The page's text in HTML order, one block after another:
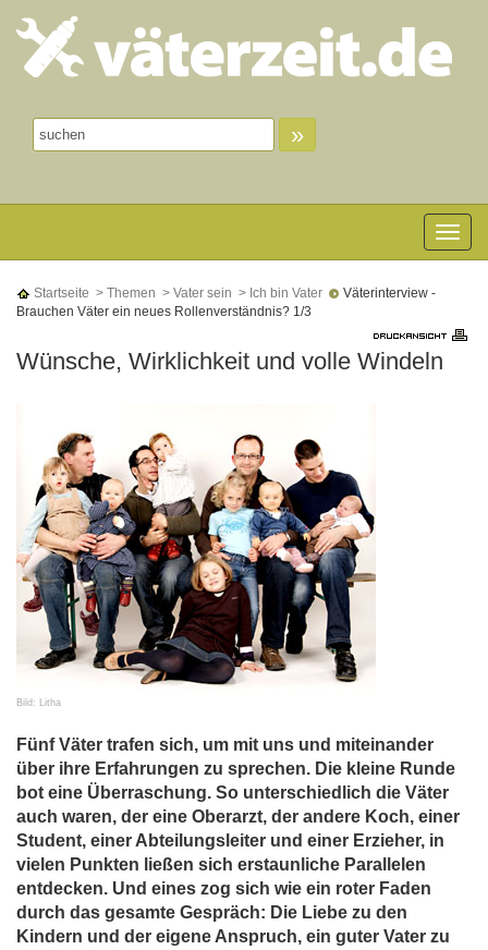
»
Toggle
Startseite > Themen > Vater sein > Ich bin Vater
Väterinterview -
Brauchen Väter ein neues Rollenverständnis? 1/3
Wünsche, Wirklichkeit und volle Windeln
Bild: Litha
Fünf Väter trafen sich, um mit uns und miteinander
über ihre Erfahrungen zu sprechen. Die kleine Runde
bot eine Überraschung. So unterschiedlich die Väter
auch waren, der eine Oberarzt, der andere Koch, einer
Student, einer Abteilungsleiter und einer Erzieher, in
vielen Punkten ließen sich erstaunliche Parallelen
entdecken. Und eines zog sich wie ein roter Faden
durch das gesamte Gespräch: Die Liebe zu den
Kindern und der eigene Anspruch, ein guter Vater zu